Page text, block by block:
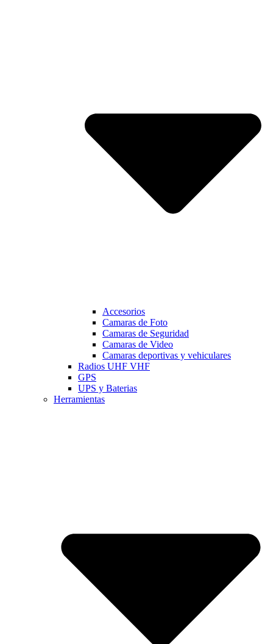
Accesorios
Camaras de Foto
Camaras de Seguridad
Camaras de Video
Camaras deportivas y vehiculares
Radios UHF VHF
GPS
UPS y Baterias
Herramientas